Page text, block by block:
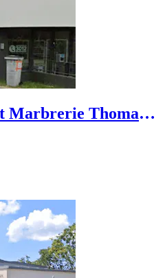
Marbrerie Thomas